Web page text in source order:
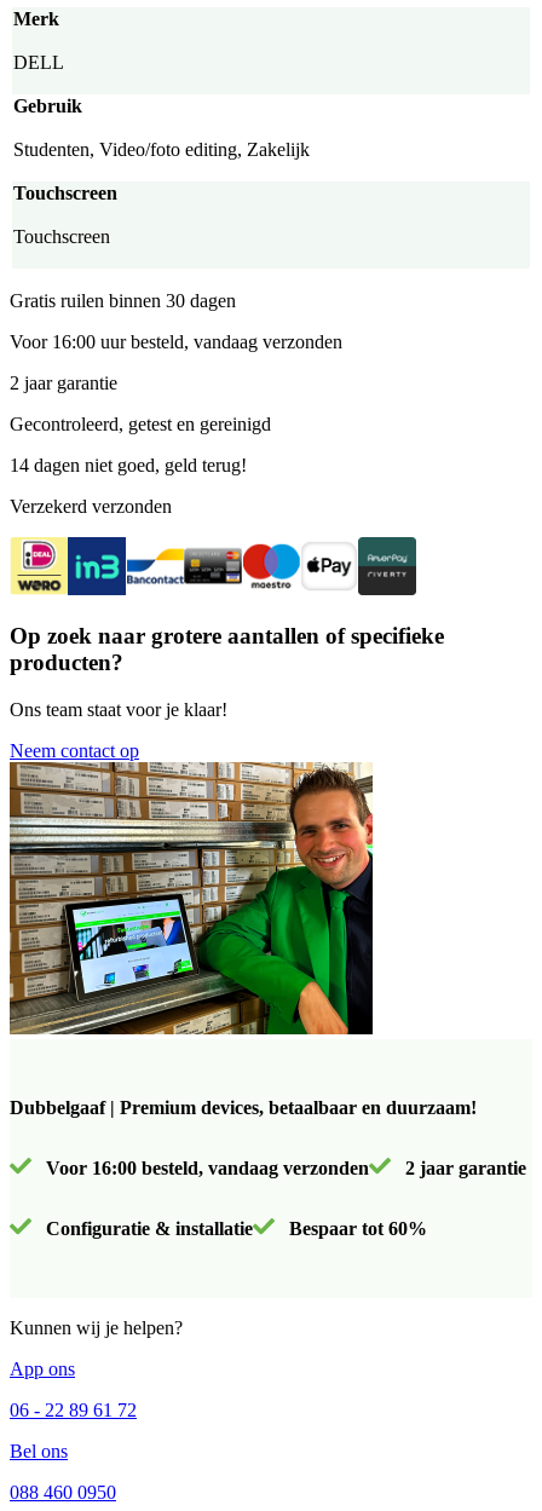
Merk
DELL
Gebruik
Studenten, Video/foto editing, Zakelijk
Touchscreen
Touchscreen
Gratis ruilen binnen 30 dagen
Voor 16:00 uur besteld, vandaag verzonden
2 jaar garantie
Gecontroleerd, getest en gereinigd
14 dagen niet goed, geld terug!
Verzekerd verzonden
Op zoek naar grotere aantallen of specifieke
producten?
Ons team staat voor je klaar!
Neem contact op
Dubbelgaaf | Premium devices, betaalbaar en duurzaam!
Voor 16:00 besteld, vandaag verzonden 2 jaar garantie
Configuratie & installatie Bespaar tot 60%
Kunnen wij je helpen?
App ons
06 - 22 89 61 72
Bel ons
088 460 0950